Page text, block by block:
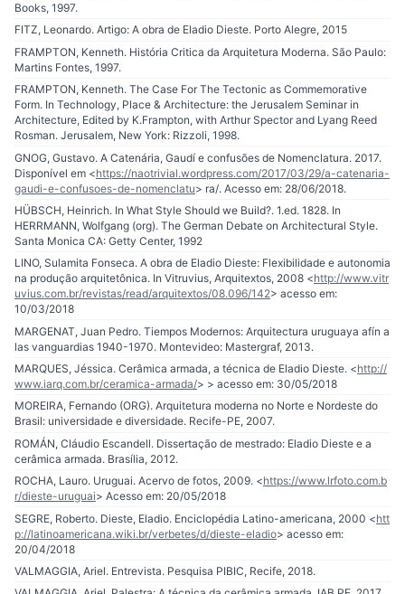
Books, 1997.
FITZ, Leonardo. Artigo: A obra de Eladio Dieste. Porto Alegre, 2015
FRAMPTON, Kenneth. História Critica da Arquitetura Moderna. São Paulo:
Martins Fontes, 1997.
FRAMPTON, Kenneth. The Case For The Tectonic as Commemorative
Form. In Technology, Place & Architecture: the Jerusalem Seminar in
Architecture, Edited by K.Frampton, with Arthur Spector and Lyang Reed
Rosman. Jerusalem, New York: Rizzoli, 1998.
GNOG, Gustavo. A Catenária, Gaudí e confusões de Nomenclatura. 2017.
Disponível em <https://naotrivial.wordpress.com/2017/03/29/a-catenaria-
gaudi-e-confusoes-de-nomenclatu> ra/. Acesso em: 28/06/2018.
HÜBSCH, Heinrich. In What Style Should we Build?. 1.ed. 1828. In
HERRMANN, Wolfgang (org). The German Debate on Architectural Style.
Santa Monica CA: Getty Center, 1992
LINO, Sulamita Fonseca. A obra de Eladio Dieste: Flexibilidade e autonomia
na produção arquitetônica. In Vitruvius, Arquitextos, 2008 <http://www.vitr
uvius.com.br/revistas/read/arquitextos/08.096/142> acesso em:
10/03/2018
MARGENAT, Juan Pedro. Tiempos Modernos: Arquitectura uruguaya afín a
las vanguardias 1940-1970. Montevideo: Mastergraf, 2013.
MARQUES, Jéssica. Cerâmica armada, a técnica de Eladio Dieste. <http://
www.iarq.com.br/ceramica-armada/> > acesso em: 30/05/2018
MOREIRA, Fernando (ORG). Arquitetura moderna no Norte e Nordeste do
Brasil: universidade e diversidade. Recife-PE, 2007.
ROMÁN, Cláudio Escandell. Dissertação de mestrado: Eladio Dieste e a
cerâmica armada. Brasília, 2012.
ROCHA, Lauro. Uruguai. Acervo de fotos, 2009. <https://www.lrfoto.com.b
r/dieste-uruguai> Acesso em: 20/05/2018
SEGRE, Roberto. Dieste, Eladio. Enciclopédia Latino-americana, 2000 <htt
p://latinoamericana.wiki.br/verbetes/d/dieste-eladio> acesso em:
20/04/2018
VALMAGGIA, Ariel. Entrevista. Pesquisa PIBIC, Recife, 2018.